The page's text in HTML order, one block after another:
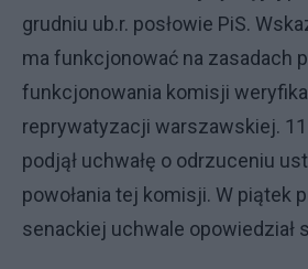
grudniu ub.r. posłowie PiS.
ma funkcjonować na zasadach
funkcjonowania komisji
reprywatyzacji warszawskiej.
podjął uchwałę o odrzuceniu
powołania tej komisji. W piątek
senackiej uchwale opowiedział